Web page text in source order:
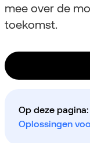
mee over de
toekomst.
Op deze pagina:
Oplossingen